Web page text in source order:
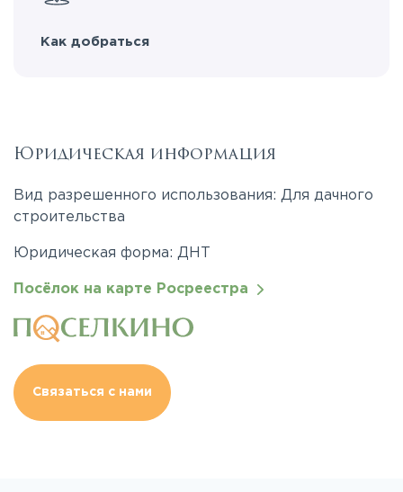
Как добраться
Юридическая информация
Вид разрешенного использования: Для дачного
строительства
Юридическая форма: ДНТ
Посёлок на карте Росреестра
Связаться с нами